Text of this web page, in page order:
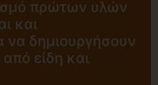
πρώτων υλών
και
να δημιουργήσουν
είδη και